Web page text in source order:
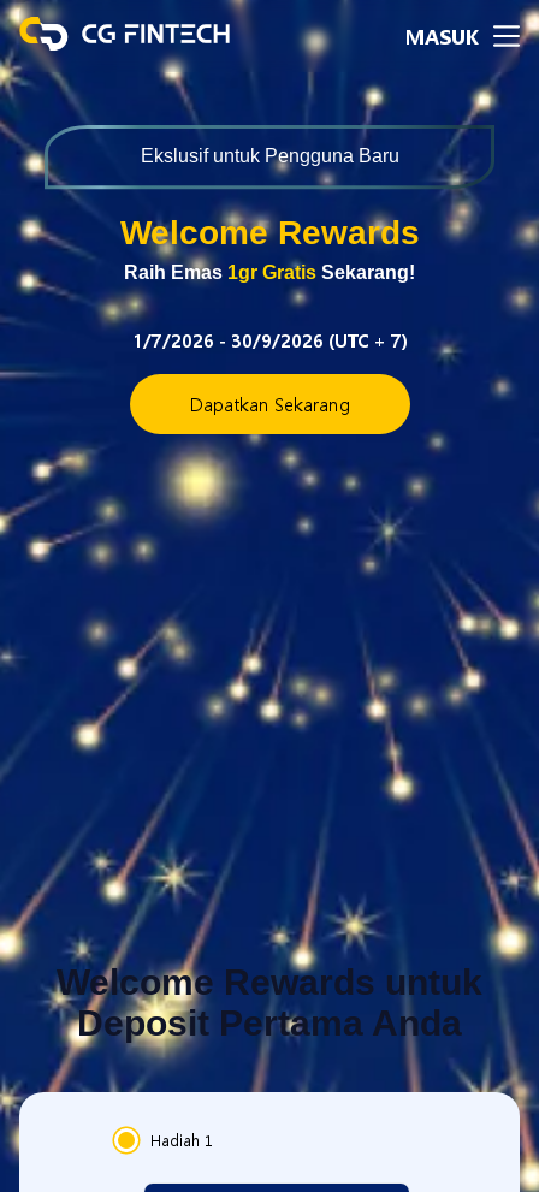
MASUK
Ekslusif untuk Pengguna Baru
Welcome Rewards
Raih Emas 1gr Gratis Sekarang!
1/7/2026 - 30/9/2026 (UTC + 7)
Dapatkan Sekarang
Welcome Rewards untuk
Deposit Pertama Anda
Hadiah 1